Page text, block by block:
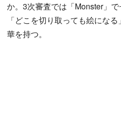
か。3次審査では「Monster」
「どこを切り取っても絵にな
華を持つ。